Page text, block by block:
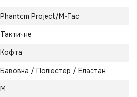
Phantom Project/M-Tac
Тактичне
Кофта
Бавовна / Поліестер / Еластан
M